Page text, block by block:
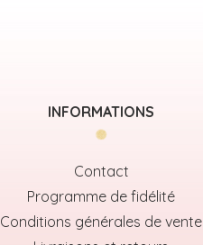
INFORMATIONS
Contact
Programme de fidélité
Conditions générales de vente